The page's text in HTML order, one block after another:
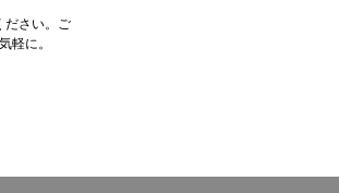
ださい。ご
軽に。